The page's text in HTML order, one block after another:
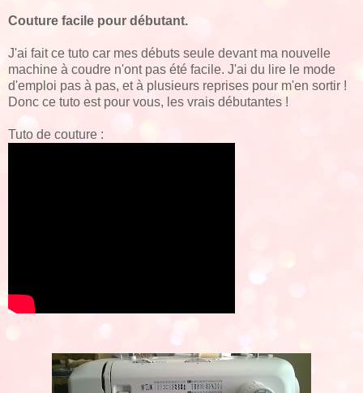
Couture facile pour débutant.
J'ai fait ce tuto car mes débuts seule devant ma nouvelle
machine à coudre n'ont pas été facile. J'ai du lire le mode
d'emploi pas à pas, et à plusieurs reprises pour m'en sortir !
Donc ce tuto est pour vous, les vrais débutantes !
Tuto de couture :